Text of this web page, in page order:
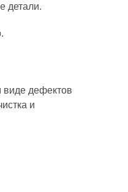
детали.
виде дефектов
и